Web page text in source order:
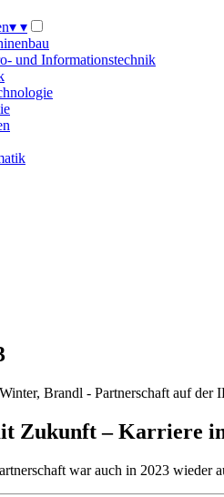
▾ ▾
und Informationstechnik
Zukunft – Karriere
war auch in 2023 wieder